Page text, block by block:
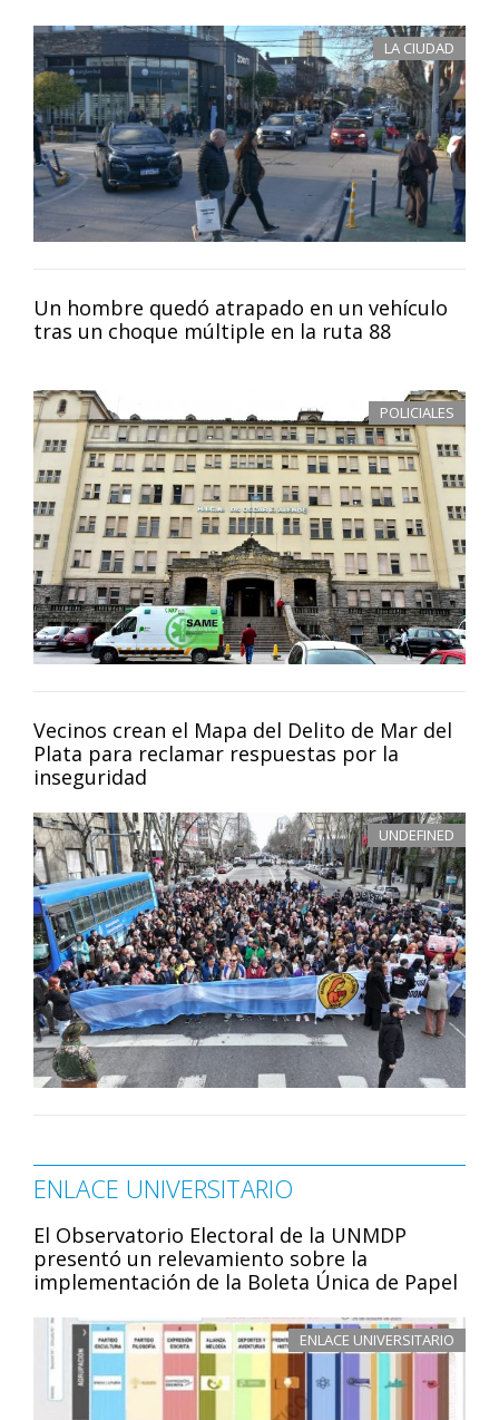
LA CIUDAD
Un hombre quedó atrapado en un vehículo
tras un choque múltiple en la ruta 88
POLICIALES
Vecinos crean el Mapa del Delito de Mar del
Plata para reclamar respuestas por la
inseguridad
UNDEFINED
ENLACE UNIVERSITARIO
El Observatorio Electoral de la UNMDP
presentó un relevamiento sobre la
implementación de la Boleta Única de Papel
ENLACE UNIVERSITARIO